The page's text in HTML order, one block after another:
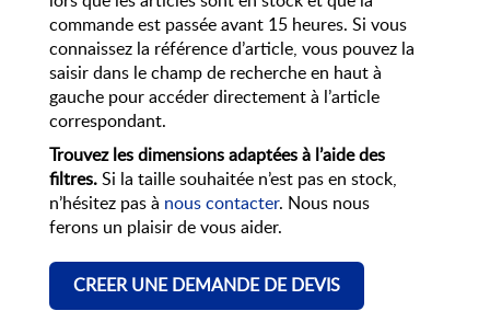
commande est passée avant 15 heures. Si vous
connaissez la référence d’article, vous pouvez la
saisir dans le champ de recherche en haut à
gauche pour accéder directement à l’article
correspondant.
Trouvez les dimensions adaptées à l’aide des
filtres. Si la taille souhaitée n’est pas en stock,
n’hésitez pas à nous contacter. Nous nous
ferons un plaisir de vous aider.
CREER UNE DEMANDE DE DEVIS